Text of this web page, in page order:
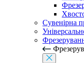
Сувенірна